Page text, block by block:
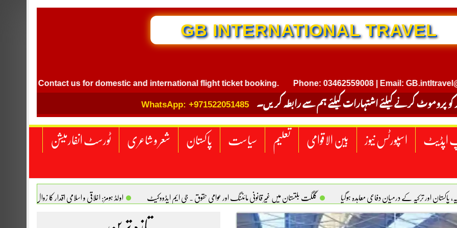
GB INTERNATIONAL TRAVEL
Contact us for domestic and international flight ticket booking. Phone: 03462559008 | Email:
کو پروموٹ کرنے کیلئے اشتہارات کیلئے ہم سے رابطہ کریں۔ WhatsApp: +971522051485
اپڈیٹ اسپورٹس نیوز بین الاقوامی تعلیم سیاست پاکستان شعر و شاعری ٹورسٹ انفارمیشن
پاکستان اور ترکیہ کے درمیان دفاعی معاہدہ ہوگیا گلگت بلتستان میں غیر قانونی مائننگ اور عوامی حقوق . جی ایم ایڈووکیٹ اولڈ ہومز: اخلاقی و اسلامی اقدار کا زوال. سیدہ
سبز پاکستان، خوشحال پاکستان . سلیم خان ہیوسٹن (ٹیکساس) امریکا یومِ استحصالِ کشمیر انجینیئر علی رضوان چوہدری